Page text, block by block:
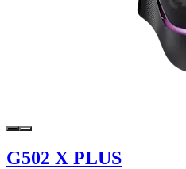
G502 X PLUS